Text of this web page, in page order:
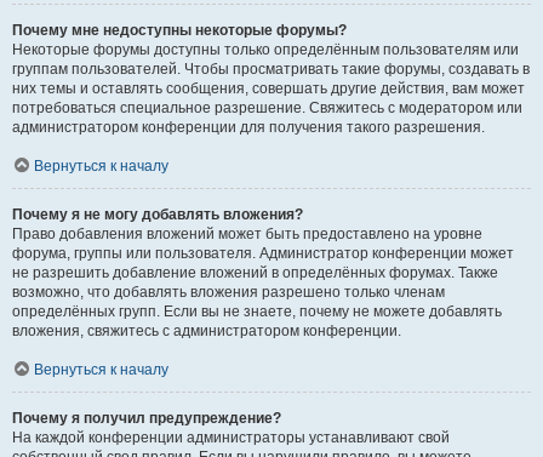
Почему мне недоступны некоторые форумы?
Некоторые форумы доступны только определённым пользователям или
группам пользователей. Чтобы просматривать такие форумы, создавать в
них темы и оставлять сообщения, совершать другие действия, вам может
потребоваться специальное разрешение. Свяжитесь с модератором или
администратором конференции для получения такого разрешения.
Вернуться к началу
Почему я не могу добавлять вложения?
Право добавления вложений может быть предоставлено на уровне
форума, группы или пользователя. Администратор конференции может
не разрешить добавление вложений в определённых форумах. Также
возможно, что добавлять вложения разрешено только членам
определённых групп. Если вы не знаете, почему не можете добавлять
вложения, свяжитесь с администратором конференции.
Вернуться к началу
Почему я получил предупреждение?
На каждой конференции администраторы устанавливают свой